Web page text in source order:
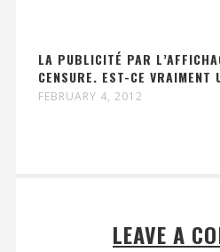
LA PUBLICITÉ PAR
CENSURE. EST-CE VRAIMENT
FEBRUARY 4, 2012
LEAVE A